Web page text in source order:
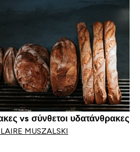
vs σύνθετοι υδατάνθρακες
MUSZALSKI